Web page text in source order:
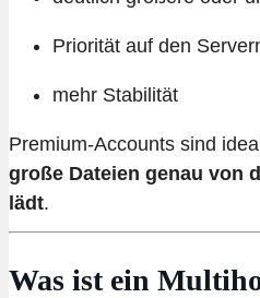
Priorität auf den
mehr Stabilität
Premium-Accounts sind
große Dateien genau von
lädt.
Was ist ein